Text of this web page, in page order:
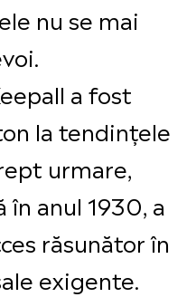
nu se mai
a fost
la tendințele
urmare,
anul 1930, a
răsunător în
exigente.